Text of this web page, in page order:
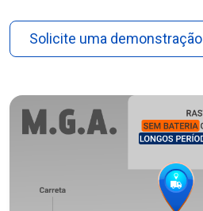
Solicite uma demonstração